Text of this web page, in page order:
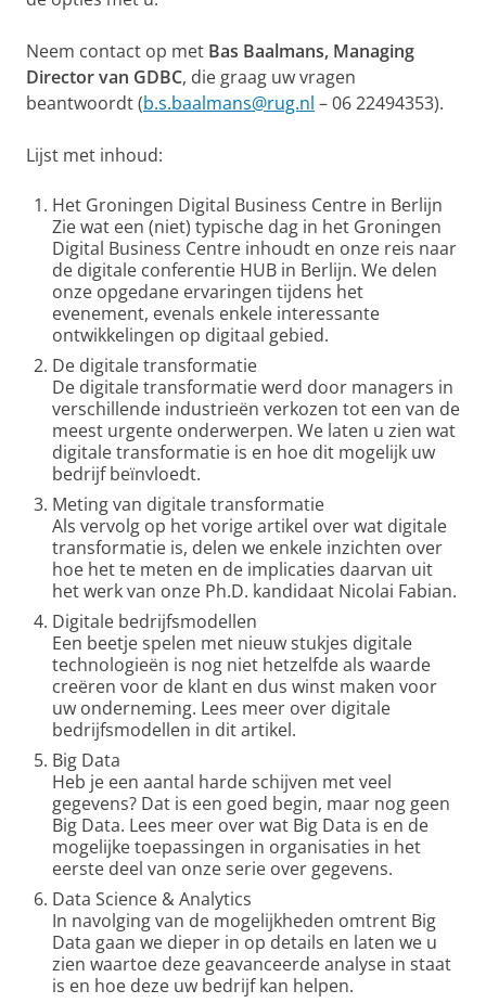
Neem contact op met Bas Baalmans, Managing
Director van GDBC, die graag uw vragen
beantwoordt (b.s.baalmans@rug.nl – 06 22494353).
Lijst met inhoud:
Het Groningen Digital Business Centre in Berlijn
Zie wat een (niet) typische dag in het Groningen
Digital Business Centre inhoudt en onze reis naar
de digitale conferentie HUB in Berlijn. We delen
onze opgedane ervaringen tijdens het
evenement, evenals enkele interessante
ontwikkelingen op digitaal gebied.
De digitale transformatie
De digitale transformatie werd door managers in
verschillende industrieën verkozen tot een van de
meest urgente onderwerpen. We laten u zien wat
digitale transformatie is en hoe dit mogelijk uw
bedrijf beïnvloedt.
Meting van digitale transformatie
Als vervolg op het vorige artikel over wat digitale
transformatie is, delen we enkele inzichten over
hoe het te meten en de implicaties daarvan uit
het werk van onze Ph.D. kandidaat Nicolai Fabian.
Digitale bedrijfsmodellen
Een beetje spelen met nieuw stukjes digitale
technologieën is nog niet hetzelfde als waarde
creëren voor de klant en dus winst maken voor
uw onderneming. Lees meer over digitale
bedrijfsmodellen in dit artikel.
Big Data
Heb je een aantal harde schijven met veel
gegevens? Dat is een goed begin, maar nog geen
Big Data. Lees meer over wat Big Data is en de
mogelijke toepassingen in organisaties in het
eerste deel van onze serie over gegevens.
Data Science & Analytics
In navolging van de mogelijkheden omtrent Big
Data gaan we dieper in op details en laten we u
zien waartoe deze geavanceerde analyse in staat
is en hoe deze uw bedrijf kan helpen.